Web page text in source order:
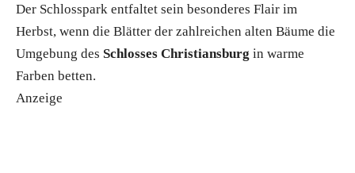
Der Schlosspark entfaltet sein besonderes Flair im
Herbst, wenn die Blätter der zahlreichen alten Bäume die
Umgebung des Schlosses Christiansburg in warme
Farben betten.
Anzeige